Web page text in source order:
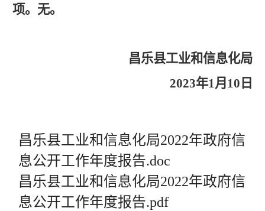
项。 无。
昌乐县工业和信息化局
2023年1月10日
昌乐县工业和信息化局2022年政府信
息公开工作年度报告.doc
昌乐县工业和信息化局2022年政府信
息公开工作年度报告.pdf